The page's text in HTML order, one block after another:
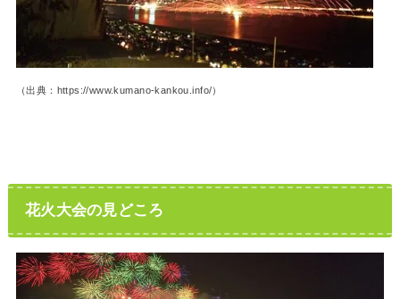
（出典：https://www.kumano-kankou.info/）
花火大会の見どころ